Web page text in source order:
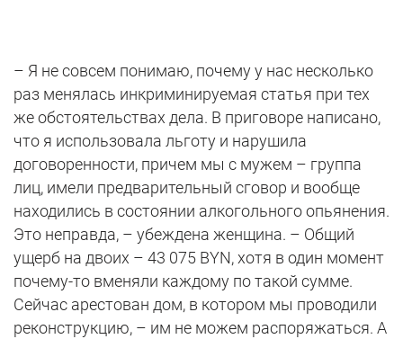
– Я не совсем понимаю, почему у нас несколько
раз менялась инкриминируемая статья при тех
же обстоятельствах дела. В приговоре написано,
что я использовала льготу и нарушила
договоренности, причем мы с мужем – группа
лиц, имели предварительный сговор и вообще
находились в состоянии алкогольного опьянения.
Это неправда, – убеждена женщина. – Общий
ущерб на двоих – 43 075 BYN, хотя в один момент
почему-то вменяли каждому по такой сумме.
Сейчас арестован дом, в котором мы проводили
реконструкцию, – им не можем распоряжаться. А